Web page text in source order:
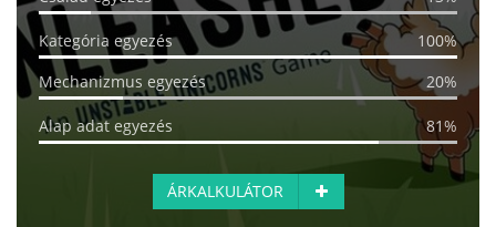
Kategória egyezés
100%
Mechanizmus egyezés
20%
Alap adat egyezés 81%
ÁRKALKULÁTOR